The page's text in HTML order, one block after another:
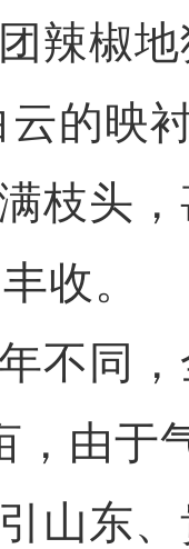
辣椒
云的映
枝头
收。
同，
，由于
山东